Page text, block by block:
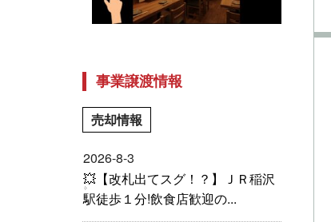
事業譲渡情報
売却情報
2026-8-3
💥【改札出てスグ！？】ＪＲ稲沢
駅徒歩１分!飲食店歓迎の...